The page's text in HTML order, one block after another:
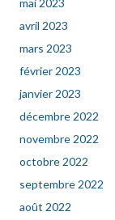
mai 2023
avril 2023
mars 2023
février 2023
janvier 2023
décembre 2022
novembre 2022
octobre 2022
septembre 2022
août 2022